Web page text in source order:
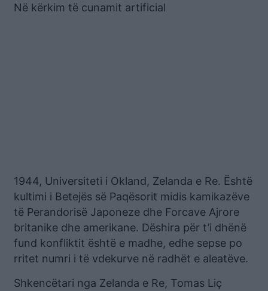
Në kërkim të cunamit artificial
1944, Universiteti i Okland, Zelanda e Re. Është
kultimi i Betejës së Paqësorit midis kamikazëve
të Perandorisë Japoneze dhe Forcave Ajrore
britanike dhe amerikane. Dëshira për t’i dhënë
fund konfliktit është e madhe, edhe sepse po
rritet numri i të vdekurve në radhët e aleatëve.
Shkencëtari nga Zelanda e Re, Tomas Liç